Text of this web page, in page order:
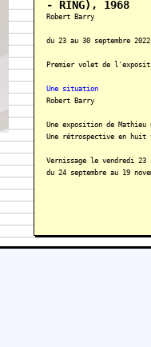
- RING), 1968
Robert Barry
du 23 au 30 septembre
Premier volet de
Une situation
Robert Barry
Une exposition de
Une rétrospective en huit
Vernissage le vendredi 23
du 24 septembre au 19